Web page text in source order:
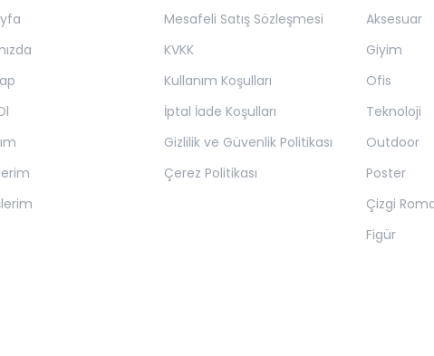
Mesafeli Satış Sözleşmesi
KVKK
Kullanım Koşulları
İptal İade Koşulları
Gizlilik ve Güvenlik Politikası
Çerez Politikası
Aksesuar
Giyim
Ofis
Teknoloji
Outdoor
Poster
Çizgi
Figür